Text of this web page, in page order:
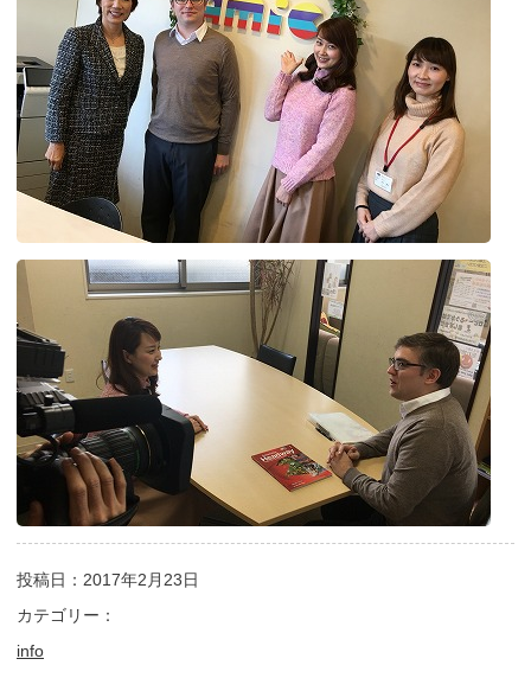
投稿日：2017年2月23日
カテゴリー：
info